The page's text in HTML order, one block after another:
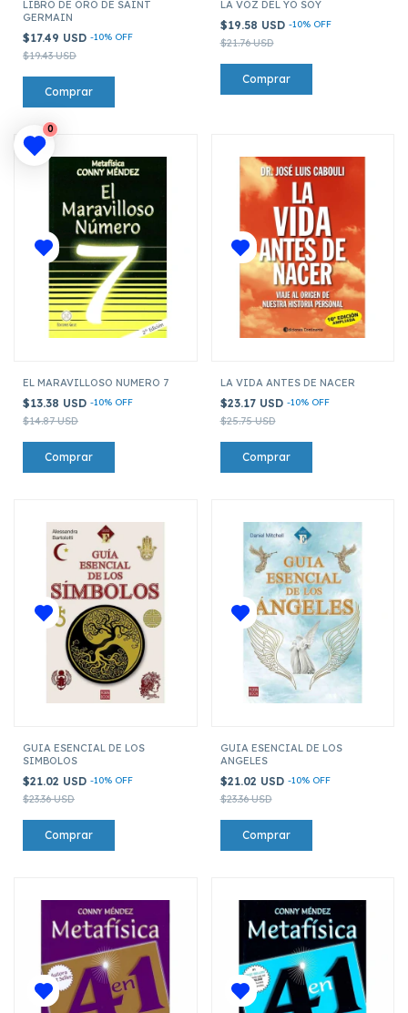
LIBRO DE ORO DE SAINT
GERMAIN
$17.49 USD -10% OFF
$19.43 USD
LA VOZ DEL YO SOY
$19.58 USD -10% OFF
$21.76 USD
EL MARAVILLOSO NUMERO 7
$13.38 USD -10% OFF
$14.87 USD
LA VIDA ANTES DE NACER
$23.17 USD -10% OFF
$25.75 USD
GUIA ESENCIAL DE LOS
SIMBOLOS
$21.02 USD -10% OFF
$23.36 USD
GUIA ESENCIAL DE LOS
ANGELES
$21.02 USD -10% OFF
$23.36 USD
0